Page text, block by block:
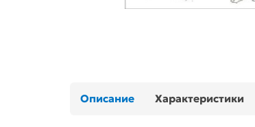
Описание Характеристики